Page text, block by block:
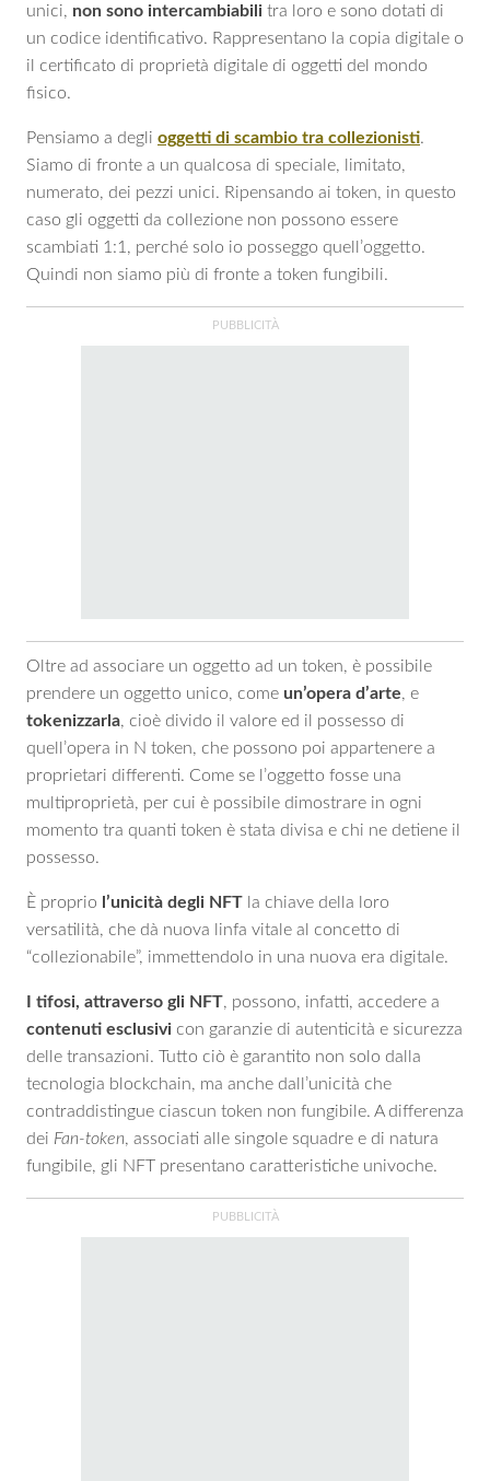
unici, non sono intercambiabili tra loro e sono dotati di
un codice identificativo. Rappresentano la copia digitale o
il certificato di proprietà digitale di oggetti del mondo
fisico.
Pensiamo a degli oggetti di scambio tra collezionisti.
Siamo di fronte a un qualcosa di speciale, limitato,
numerato, dei pezzi unici. Ripensando ai token, in questo
caso gli oggetti da collezione non possono essere
scambiati 1:1, perché solo io posseggo quell’oggetto.
Quindi non siamo più di fronte a token fungibili.
Oltre ad associare un oggetto ad un token, è possibile
prendere un oggetto unico, come un’opera d’arte, e
tokenizzarla, cioè divido il valore ed il possesso di
quell’opera in N token, che possono poi appartenere a
proprietari differenti. Come se l’oggetto fosse una
multiproprietà, per cui è possibile dimostrare in ogni
momento tra quanti token è stata divisa e chi ne detiene il
possesso.
È proprio l’unicità degli NFT la chiave della loro
versatilità, che dà nuova linfa vitale al concetto di
“collezionabile”, immettendolo in una nuova era digitale.
I tifosi, attraverso gli NFT, possono, infatti, accedere a
contenuti esclusivi con garanzie di autenticità e sicurezza
delle transazioni. Tutto ciò è garantito non solo dalla
tecnologia blockchain, ma anche dall’unicità che
contraddistingue ciascun token non fungibile. A differenza
dei Fan-token, associati alle singole squadre e di natura
fungibile, gli NFT presentano caratteristiche univoche.